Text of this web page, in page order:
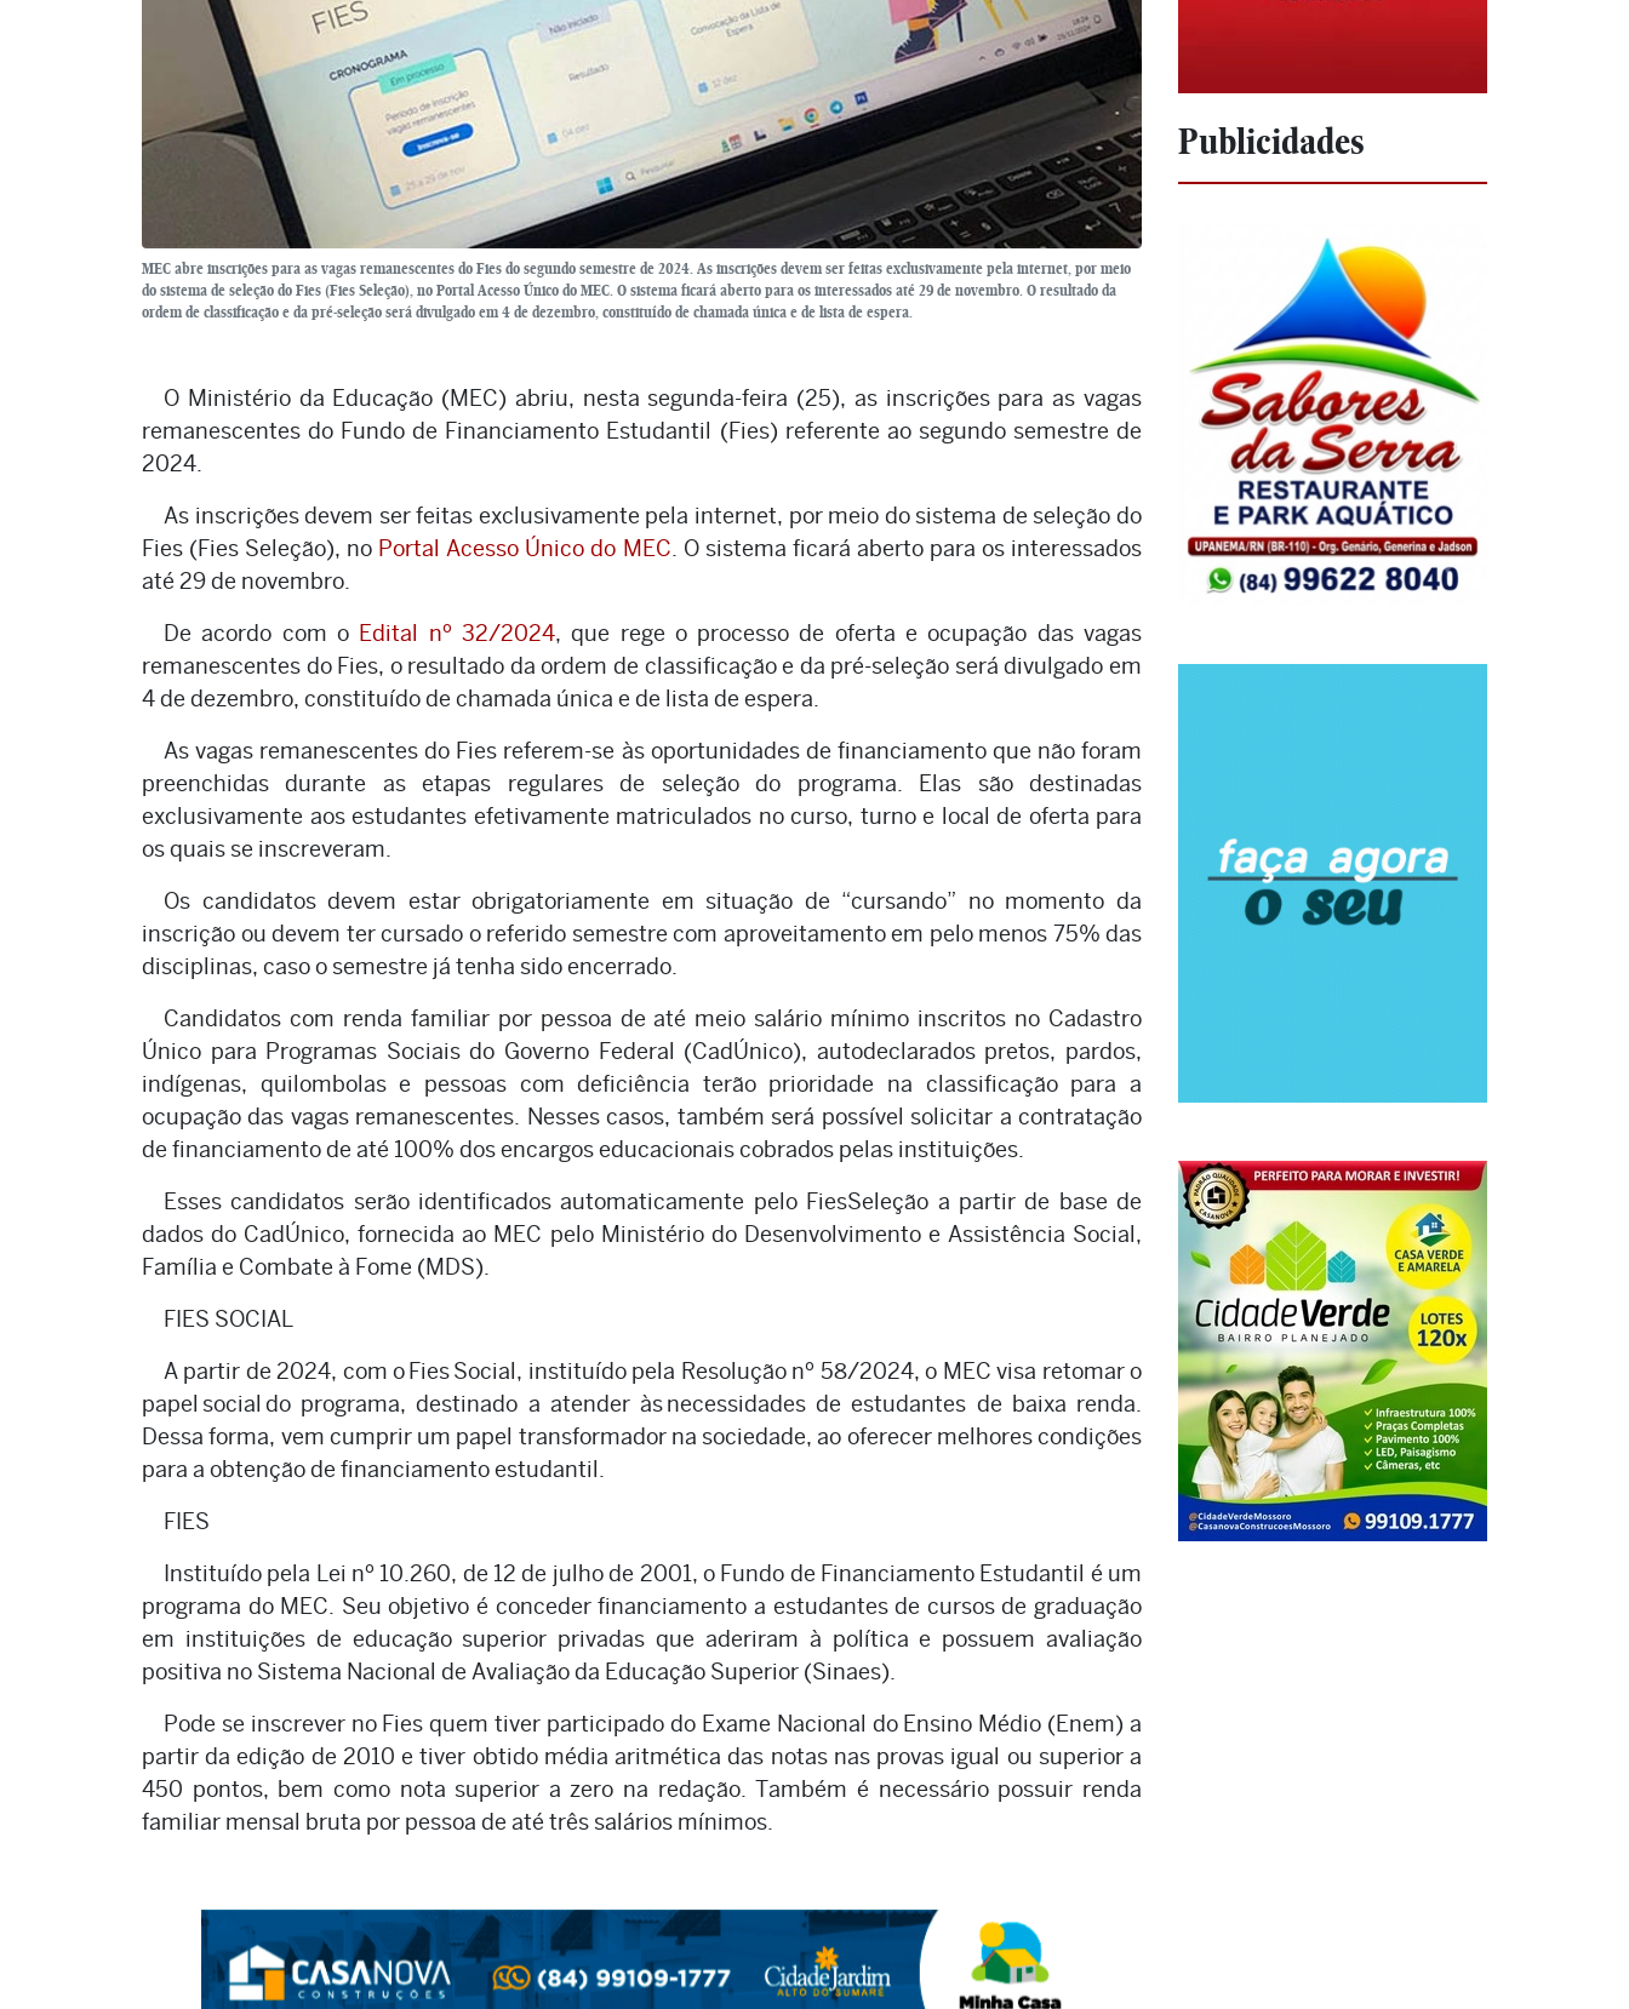
MEC abre inscrições para as vagas remanescentes do Fies do segundo semestre de 2024. As inscrições devem ser feitas exclusivamente pela internet, por meio
do sistema de seleção do Fies (Fies Seleção), no Portal Acesso Único do MEC. O sistema ficará aberto para os interessados até 29 de novembro. O resultado da
ordem de classificação e da pré-seleção será divulgado em 4 de dezembro, constituído de chamada única e de lista de espera.
O Ministério da Educação (MEC) abriu, nesta segunda-feira (25), as inscrições para as vagas
remanescentes do Fundo de Financiamento Estudantil (Fies) referente ao segundo semestre de
2024.
As inscrições devem ser feitas exclusivamente pela internet, por meio do sistema de seleção do
Fies (Fies Seleção), no Portal Acesso Único do MEC. O sistema ficará aberto para os interessados
até 29 de novembro.
De acordo com o Edital nº 32/2024, que rege o processo de oferta e ocupação das vagas
remanescentes do Fies, o resultado da ordem de classificação e da pré-seleção será divulgado em
4 de dezembro, constituído de chamada única e de lista de espera.
As vagas remanescentes do Fies referem-se às oportunidades de financiamento que não foram
preenchidas durante as etapas regulares de seleção do programa. Elas são destinadas
exclusivamente aos estudantes efetivamente matriculados no curso, turno e local de oferta para
os quais se inscreveram.
Os candidatos devem estar obrigatoriamente em situação de “cursando” no momento da
inscrição ou devem ter cursado o referido semestre com aproveitamento em pelo menos 75% das
disciplinas, caso o semestre já tenha sido encerrado.
Candidatos com renda familiar por pessoa de até meio salário mínimo inscritos no Cadastro
Único para Programas Sociais do Governo Federal (CadÚnico), autodeclarados pretos, pardos,
indígenas, quilombolas e pessoas com deficiência terão prioridade na classificação para a
ocupação das vagas remanescentes. Nesses casos, também será possível solicitar a contratação
de financiamento de até 100% dos encargos educacionais cobrados pelas instituições.
Esses candidatos serão identificados automaticamente pelo FiesSeleção a partir de base de
dados do CadÚnico, fornecida ao MEC pelo Ministério do Desenvolvimento e Assistência Social,
Família e Combate à Fome (MDS).
FIES SOCIAL
A partir de 2024, com o Fies Social, instituído pela Resolução nº 58/2024, o MEC visa retomar o
papel social do programa, destinado a atender às necessidades de estudantes de baixa renda.
Dessa forma, vem cumprir um papel transformador na sociedade, ao oferecer melhores condições
para a obtenção de financiamento estudantil.
FIES
Instituído pela Lei nº 10.260, de 12 de julho de 2001, o Fundo de Financiamento Estudantil é um
programa do MEC. Seu objetivo é conceder financiamento a estudantes de cursos de graduação
em instituições de educação superior privadas que aderiram à política e possuem avaliação
positiva no Sistema Nacional de Avaliação da Educação Superior (Sinaes).
Pode se inscrever no Fies quem tiver participado do Exame Nacional do Ensino Médio (Enem) a
partir da edição de 2010 e tiver obtido média aritmética das notas nas provas igual ou superior a
450 pontos, bem como nota superior a zero na redação. Também é necessário possuir renda
familiar mensal bruta por pessoa de até três salários mínimos.
Publicidades